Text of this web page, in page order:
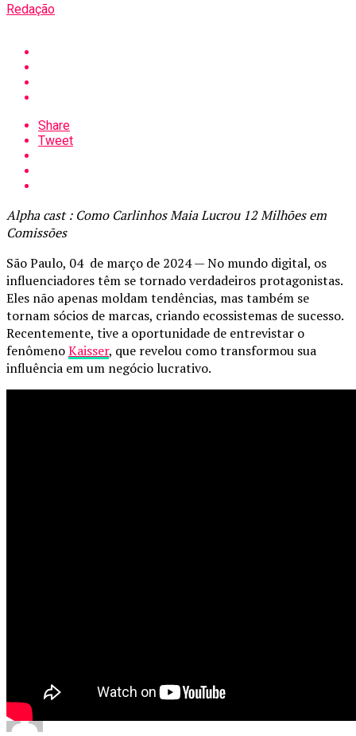
Redação
Share
Tweet
Alpha cast : Como Carlinhos Maia Lucrou 12 Milhões em
Comissões
São Paulo, 04 de março de 2024 — No mundo digital, os
influenciadores têm se tornado verdadeiros protagonistas.
Eles não apenas moldam tendências, mas também se
tornam sócios de marcas, criando ecossistemas de sucesso.
Recentemente, tive a oportunidade de entrevistar o
fenômenoKaisser, que revelou como transformou sua
influência em um negócio lucrativo.